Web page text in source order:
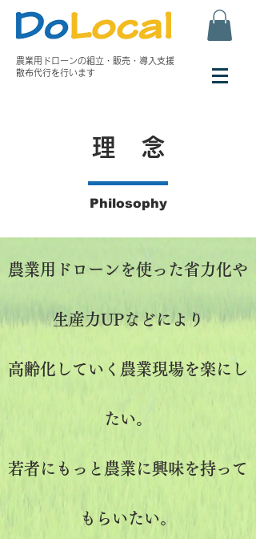
農業用ドローンの組立・ 販売・導入支援
散布代行を行います
理 念
Philosophy
農業用ドローンを使った省力化や
生産力UPなどにより
高齢化していく農業現場を楽にし
たい。
若者にもっと農業に興味を持って
もらいたい。